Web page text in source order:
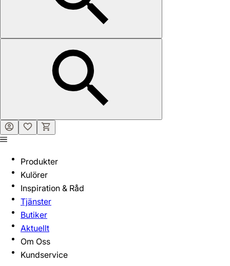
Produkter
Kulörer
Inspiration & Råd
Tjänster
Butiker
Aktuellt
Om Oss
Kundservice